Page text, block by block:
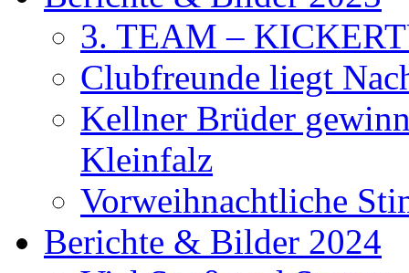
3. TEAM –
Clubfreunde liegt
Kellner Brüder
Kleinfalz
Vorweihnachtliche
Berichte & Bilder 2024